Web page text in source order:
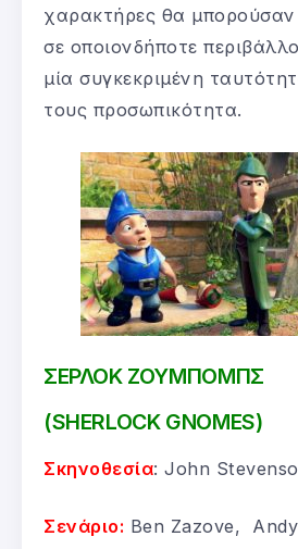
χαρακτήρες θα μπορούσαν
σε οποιονδήποτε
μία συγκεκριμένη
τους προσωπικότητα.
ΣΕΡΛΟΚ ΖΟΥΜΠΟΜΠΣ
(SHERLOCK GNOMES)
Σκηνοθεσία: John
Σενάριο: Ben Zazove,